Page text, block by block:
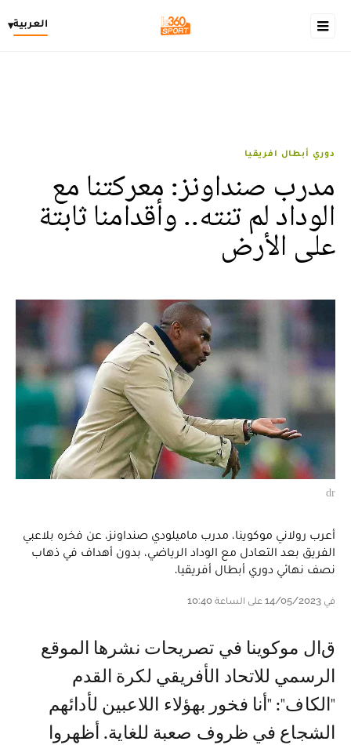
العربية▾
دوري أبطال افريقيا
مدرب صنداونز: معركتنا مع
الوداد لم تنته.. وأقدامنا ثابتة
على الأرض
dr
أعرب رولاني موكوينا، مدرب ماميلودي صنداونز، عن فخره بلاعبي
الفريق بعد التعادل مع الوداد الرياضي، بدون أهداف في ذهاب
نصف نهائي دوري أبطال أفريقيا.
في 14/05/2023 على الساعة 10:40
قال موكوينا في تصريحات نشرها الموقع
الرسمي للاتحاد الأفريقي لكرة القدم
"الكاف": "أنا فخور بهؤلاء اللاعبين لأدائهم
الشجاع في ظروف صعبة للغاية. أظهروا